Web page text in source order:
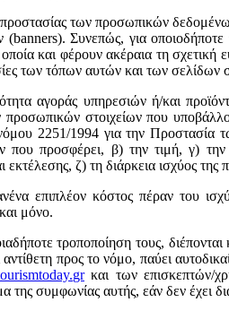
προστασίας των προσωπικών
Συνεπώς, για
και φέρουν ακέραια τη
των τόπων αυτών και των
αγοράς υπηρεσιών ή/και
προσωπικών στοιχείων που
2251/1994 για την
προσφέρει, β) την τιμή, γ)
ζ) τη διάρκεια ισχύος
επιπλέον κόστος πέραν του
μόνο.
τροποποίηση τους,
προς το νόμο, παύει
.grκαι των επισκεπτών/
συμφωνίας αυτής, εάν δεν έχει